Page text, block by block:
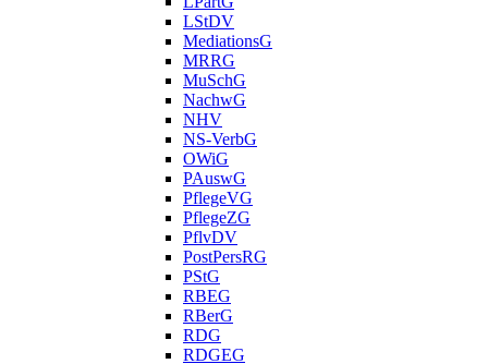
LStDV
MediationsG
MRRG
MuSchG
NachwG
NHV
NS-VerbG
OWiG
PAuswG
PflegeVG
PflegeZG
PflvDV
PostPersRG
PStG
RBEG
RBerG
RDG
RDGEG